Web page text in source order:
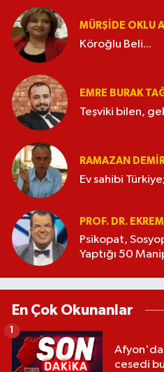
MÜRŞIDE OKLU
Köroğlu Beli...
EMRE BURAK
Teşviki bilen,
RAMAZAN
Ev sahibi
PROF. DR.
Psikopat,
Yaptığı 50
En Çok Okunanlar
Afyon'da
cesedi
1